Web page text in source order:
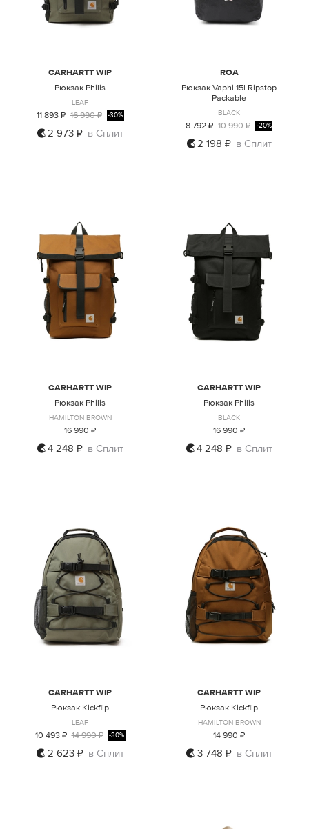
CARHARTT WIP
Рюкзак Philis
LEAF
11 893 ₽ 16 990 ₽ -30%
2 973 ₽ в Сплит
ONE SIZE
ROA
Рюкзак Vaphi 15l Ripstop
Packable
BLACK
8 792 ₽ 10 990 ₽ -20%
2 198 ₽ в Сплит
ONE SIZE
CARHARTT WIP
Рюкзак Philis
HAMILTON BROWN
16 990 ₽
4 248 ₽ в Сплит ONE SIZE
CARHARTT WIP
Рюкзак Philis
BLACK
16 990 ₽
4 248 ₽ в Сплит
ONE SIZE
CARHARTT WIP
Рюкзак Kickflip
LEAF
10 493 ₽ 14 990 ₽ -30%
2 623 ₽ в Сплит ONE SIZE
CARHARTT WIP
Рюкзак Kickflip
HAMILTON BROWN
14 990 ₽
3 748 ₽ в Сплит